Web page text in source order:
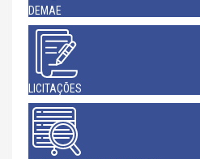
DEMAE
LICITAÇÕES